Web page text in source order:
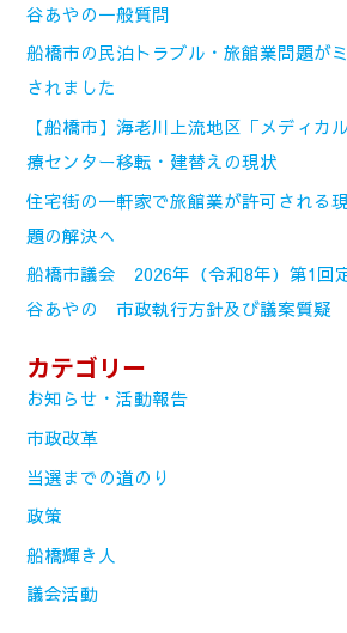
谷あやの一般質問
船橋市の民泊トラブル・旅館業問題が
されました
【船橋市】海老川上流地区「メディカ
療センター移転・建替えの現状
住宅街の一軒家で旅館業が許可される
題の解決へ
船橋市議会 2026年（令和8年）第1
谷あやの 市政執行方針及び議案質疑
カテゴリー
お知らせ・活動報告
市政改革
当選までの道のり
政策
船橋輝き人
議会活動